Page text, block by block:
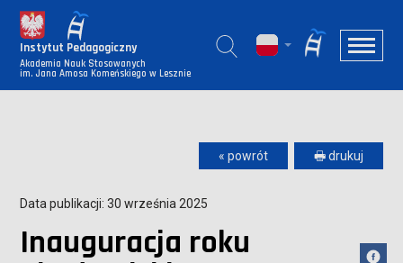
Instytut Pedagogiczny
Akademia Nauk Stosowanych
im. Jana Amosa Komeńskiego w Lesznie
« powrót 🖶 drukuj
Data publikacji: 30 września 2025
Inauguracja roku